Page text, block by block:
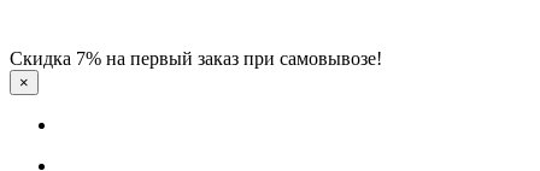
Скидка 7% на первый заказ при самовывозе!
×